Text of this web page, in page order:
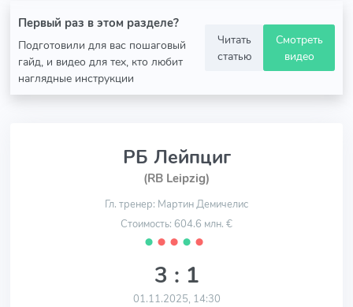
Первый раз в этом разделе?
Подготовили для вас пошаговый
гайд, и видео для тех, кто любит
наглядные инструкции
Читать
статью
Смотреть
видео
РБ Лейпциг
(RB Leipzig)
Гл. тренер: Мартин Демичелис
Стоимость: 604.6 млн. €
⬤ ⬤ ⬤ ⬤ ⬤
3 : 1
01.11.2025, 14:30